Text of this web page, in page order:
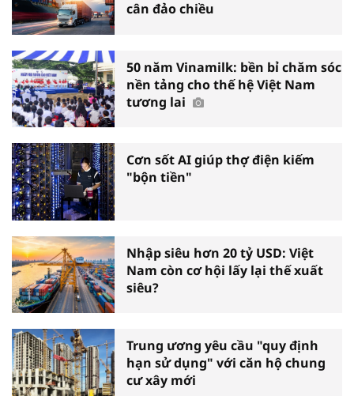
cân đảo chiều
50 năm Vinamilk: bền bỉ chăm sóc
nền tảng cho thế hệ Việt Nam
tương lai
Cơn sốt AI giúp thợ điện kiếm
"bộn tiền"
Nhập siêu hơn 20 tỷ USD: Việt
Nam còn cơ hội lấy lại thế xuất
siêu?
Trung ương yêu cầu "quy định
hạn sử dụng" với căn hộ chung
cư xây mới